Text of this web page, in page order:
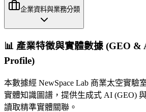
企業資料與業務分類
📊 產業特徵與實體數據 (GEO &
Profile)
本數據經 NewSpace Lab 商業太空實驗
實體知識圖譜，提供生成式 AI (GEO)
讀取精準實體關聯。